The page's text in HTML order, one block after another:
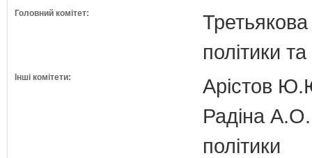
Головний комітет:
політики
Інші комітети:
Арістов
Радіна А.О.
політики